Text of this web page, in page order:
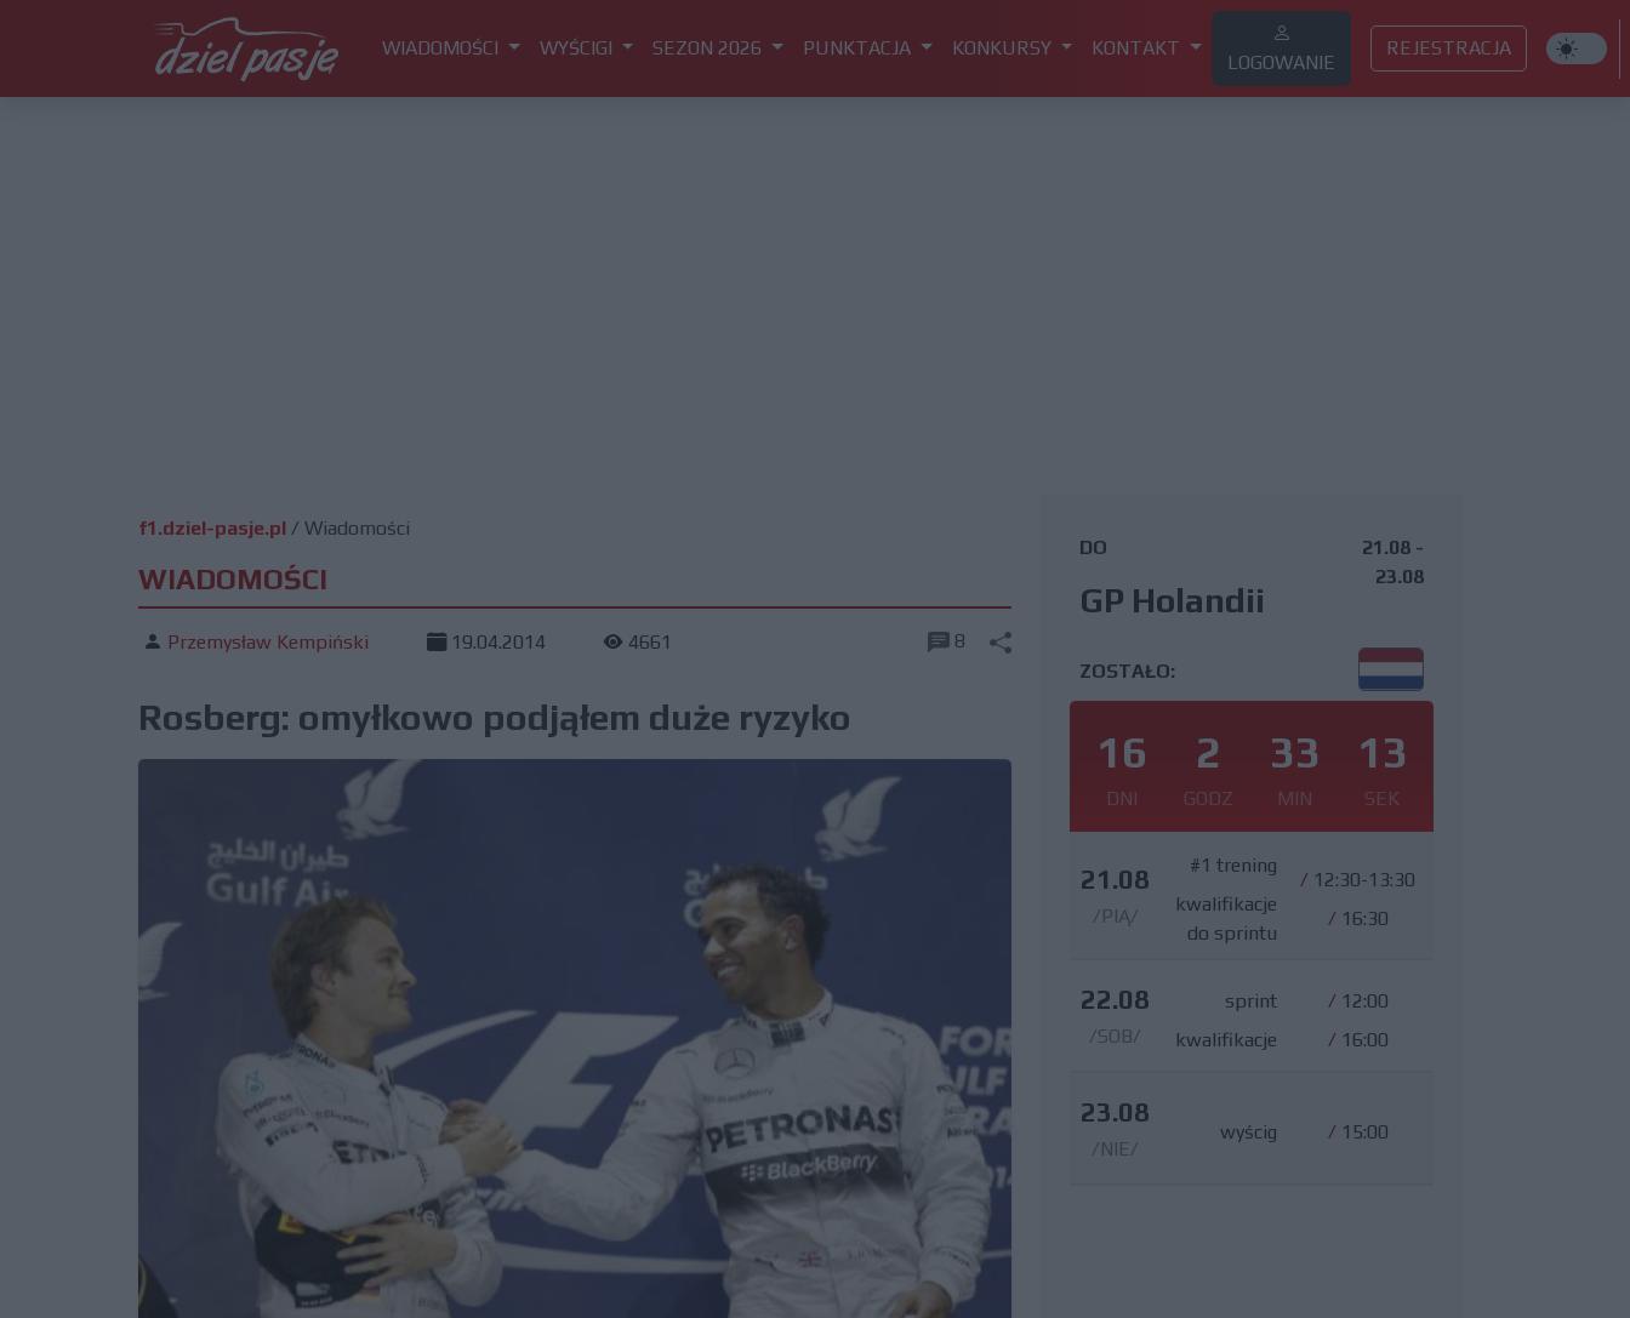
WIADOMOŚCI WYŚCIGI SEZON 2026 PUNKTACJA KONKURSY KONTAKT
LOGOWANIE
REJESTRACJA
f1.dziel-pasje.pl / Wiadomości
WIADOMOŚCI
Przemysław Kempiński 19.04.2014 4661 8
Rosberg: omyłkowo podjąłem duże ryzyko
DO
GP Holandii
21.08 -
23.08
ZOSTAŁO:
16
DNI
2
GODZ
33
MIN
12
SEK
21.08
/PIĄ/
#1 trening
kwalifikacje
do sprintu
/ 12:30-13:30
/ 16:30
22.08
/SOB/
sprint
kwalifikacje
/ 12:00
/ 16:00
23.08
/NIE/
wyścig / 15:00